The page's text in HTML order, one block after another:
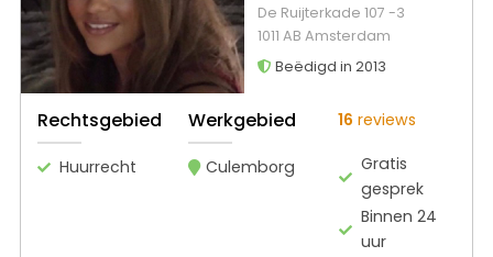
De Ruijterkade 107 -3
1011 AB Amsterdam
Beëdigd in 2013
Rechtsgebied
Huurrecht
Werkgebied
Culemborg
16 reviews
Gratis
gesprek
Binnen 24
uur